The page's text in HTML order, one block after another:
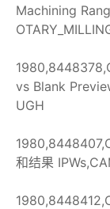
Machining
vs Blank
UGH
和结果